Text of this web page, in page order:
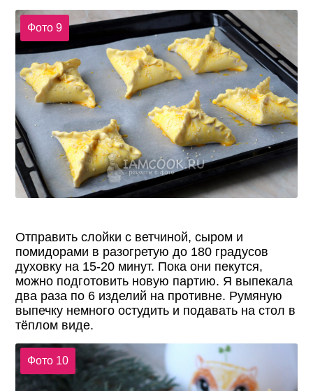
Фото 9
Отправить слойки с ветчиной, сыром и
помидорами в разогретую до 180 градусов
духовку на 15-20 минут. Пока они пекутся,
можно подготовить новую партию. Я выпекала
два раза по 6 изделий на противне. Румяную
выпечку немного остудить и подавать на стол в
тёплом виде.
Фото 10